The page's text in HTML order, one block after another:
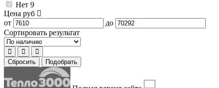
Нет 9
Цена руб
от
до
Сортировать результат
Сбросить Подобрать